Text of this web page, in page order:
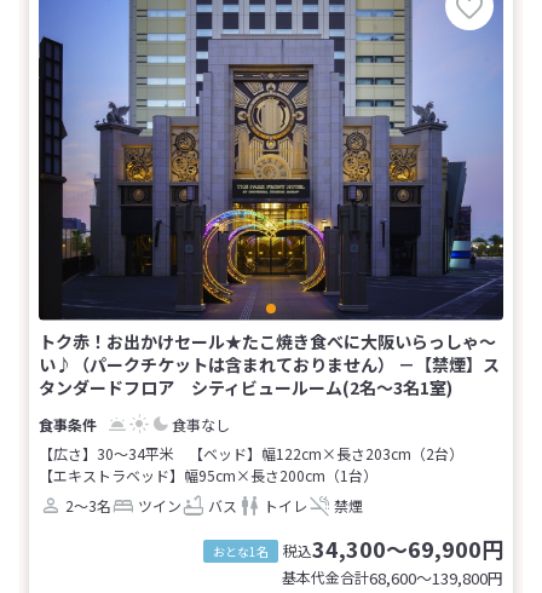
トク赤！お出かけセール★たこ焼き食べに大阪いらっしゃ～
い♪（パークチケットは含まれておりません） －【禁煙】ス
タンダードフロア シティビュールーム(2名～3名1室)
食事なし
【広さ】30～34平米
【ベッド】幅122cm×長さ203cm（2台）
【エキストラベッド】幅95cm×長さ200cm（1台）
2～3名
ツイン バス トイレ 禁煙
おとな1名 税込34,300～69,900円
基本代金合計68,600〜139,800円